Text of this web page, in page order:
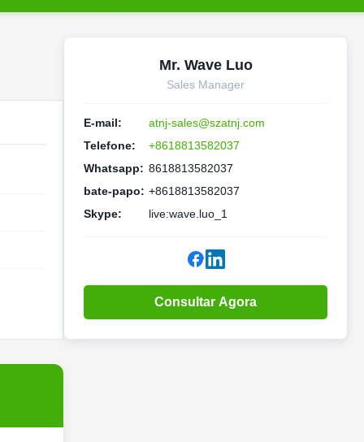
Mr. Wave Luo
Sales Manager
E-mail:
atnj-sales@szatnj.com
Telefone:
+8618813582037
Whatsapp: 8618813582037
bate-papo: +8618813582037
Skype:
live:wave.luo_1
Consultar Agora